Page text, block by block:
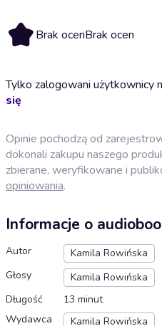
Brak ocenBrak ocen
Tylko zalogowani użytkownicy
się
Opinie pochodzą od
dokonali zakupu naszego
zbierane, weryfikowane i
opiniowania.
Informacje o
Autor
Kamila Rowińska
Głosy
Kamila Rowińska
Długość
13 minut
Wydawca
Kamila Rowińska